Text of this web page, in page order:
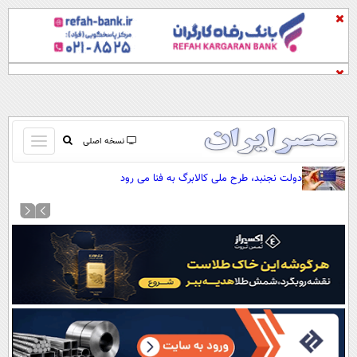
نسخه اصلی
باز
و
کردن
منو
صفحه اول
نظرسنجی
آب و هوا
سواد زندگی
دولت نجنبد، طرح ملی کالابرگ به فنا می رود